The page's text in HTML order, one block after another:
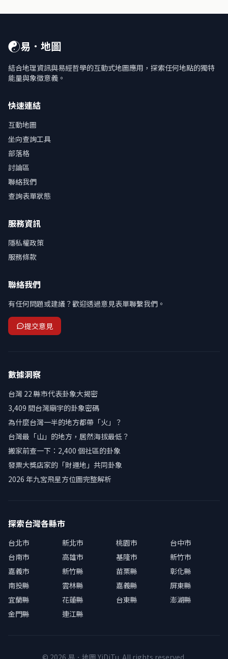
☯易．地圖
結合地理資訊與易經哲學的互動式地圖應用，探索任何地點的獨特
能量與象徵意義。
快速連結
互動地圖
坐向查詢工具
部落格
討論區
聯絡我們
查詢表單狀態
服務資訊
隱私權政策
服務條款
聯絡我們
有任何問題或建議？歡迎透過意見表單聯繫我們。
提交意見
數據洞察
台灣 22 縣市代表卦象大揭密
3,409 間台灣廟宇的卦象密碼
為什麼台灣一半的地方都帶「火」？
台灣最「山」的地方，居然海拔最低？
搬家前查一下：2,400 個社區的卦象
發票大獎店家的「財運地」共同卦象
2026 年九宮飛星方位圖完整解析
探索台灣各縣市
台北市 新北市 桃園市
台中市
台南市
高雄市 基隆市
新竹市
嘉義市
新竹縣 苗栗縣
彰化縣
南投縣
雲林縣 嘉義縣
屏東縣
宜蘭縣
花蓮縣 台東縣
澎湖縣
金門縣
連江縣